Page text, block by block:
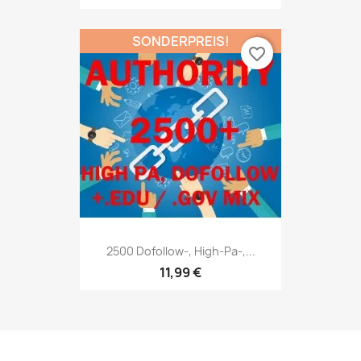
2500 Dofollow-, High-Pa-,...
11,99 €
SONDERPREIS!
favorite_border